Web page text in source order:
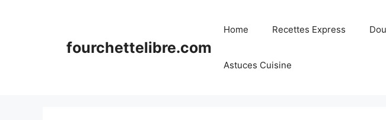
fourchettelibre.com
Home Recettes Express
Astuces Cuisine